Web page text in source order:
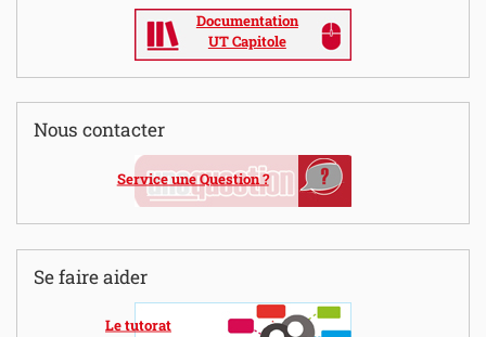
Documentation
UT Capitole
Nous contacter
Service une Question ?
Se faire aider
Le tutorat